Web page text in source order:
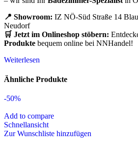
📍 Showroom: IZ NÖ-Süd Straße 14
Neudorf
🛒 Jetzt im Onlineshop stöbern:
Produkte bequem online bei NNHandel!
Weiterlesen
Ähnliche Produkte
-50%
Add to compare
Schnellansicht
Zur Wunschliste hinzufügen